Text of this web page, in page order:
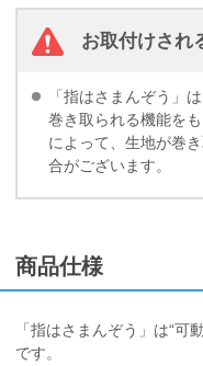
お取付けされ
「指はさまんぞう」
巻き取られる機能を
によって、生地が巻
合がございます。
商品仕様
「指はさまんぞう」は“可
です。